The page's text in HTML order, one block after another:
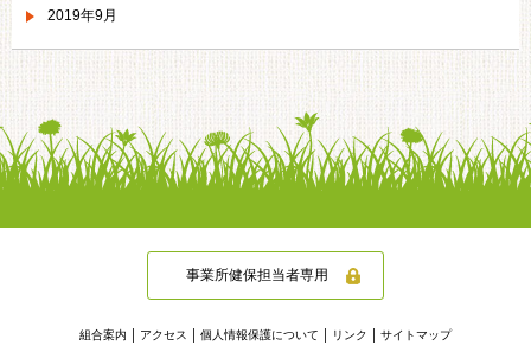
2019年9月
事業所健保担当者専用
組合案内 アクセス 個人情報保護について リンク サイトマップ